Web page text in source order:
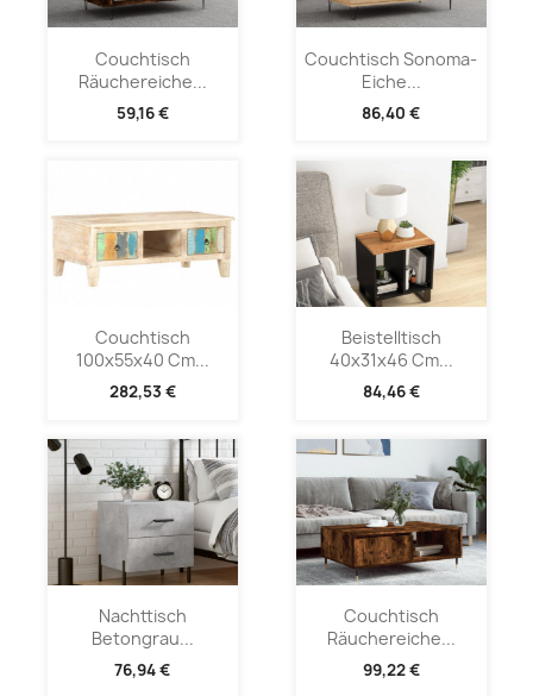
Couchtisch
Räuchereiche...
59,16 €
Couchtisch Sonoma-
Eiche...
86,40 €
Couchtisch
100x55x40 Cm...
282,53 €
Beistelltisch
40x31x46 Cm...
84,46 €
Nachttisch
Betongrau...
76,94 €
Couchtisch
Räuchereiche...
99,22 €